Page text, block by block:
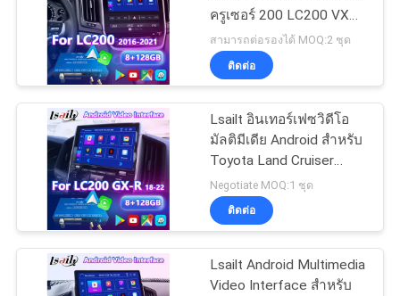
ในรถยนต์
กล่อง AI ในรถยนต์
11
ครูเซอร์ 200 LC200 VX
VXR VX-R 2016-2021
สามารถต่อรองได้ MOQ:2 ชุด
ติดต่อ
Lsailt อินเทอร์เฟซวิดีโอ
มัลติมีเดีย Android สำหรับ
Toyota Land Cruiser
LC200 GX-R LC 200 GXR
รุ่นปี 2018-2022
Negotiate MOQ:1 ชุด
ติดต่อ
Lsailt Android Multimedia
Video Interface สำหรับ